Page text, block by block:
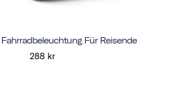
Für Reisende
288 kr